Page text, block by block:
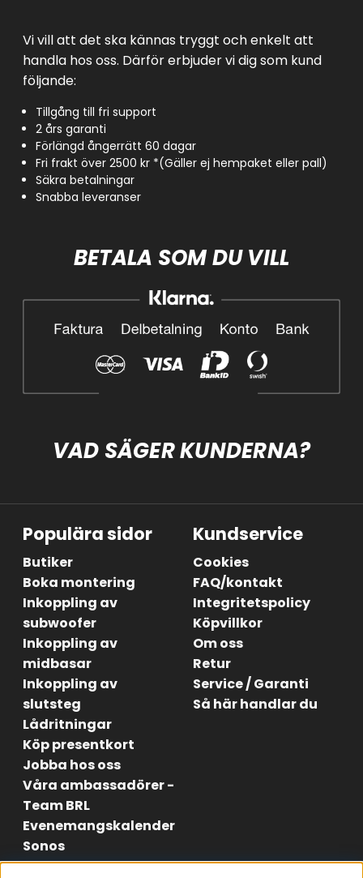
Vi vill att det ska kännas tryggt och enkelt att
handla hos oss. Därför erbjuder vi dig som kund
följande:
Tillgång till fri support
2 års garanti
Förlängd ångerrätt 60 dagar
Fri frakt över 2500 kr *(Gäller ej hempaket eller pall)
Säkra betalningar
Snabba leveranser
BETALA SOM DU VILL
VAD SÄGER KUNDERNA?
Populära sidor
Butiker
Boka montering
Inkoppling av
subwoofer
Inkoppling av
midbasar
Inkoppling av
slutsteg
Lådritningar
Köp presentkort
Jobba hos oss
Våra ambassadörer -
Team BRL
Evenemangskalender
Sonos
Kundservice
Cookies
FAQ/kontakt
Integritetspolicy
Köpvillkor
Om oss
Retur
Service / Garanti
Så här handlar du